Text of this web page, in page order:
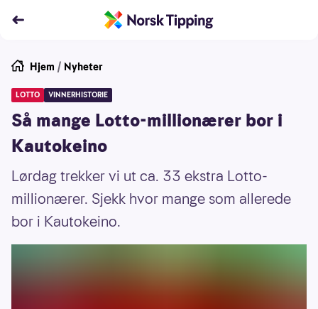
Hjem / Nyheter
LOTTO VINNERHISTORIE
Så mange Lotto-millionærer bor i
Kautokeino
Lørdag trekker vi ut ca. 33 ekstra Lotto-
millionærer. Sjekk hvor mange som allerede
bor i Kautokeino.